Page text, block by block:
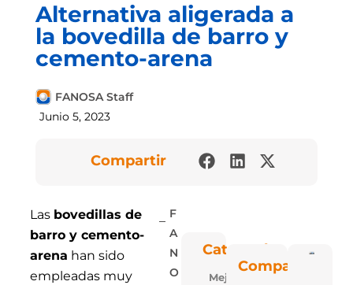
Alternativa aligerada a
la bovedilla de barro y
cemento-arena
FANOSA Staff
Junio 5, 2023
Compartir
Las bovedillas de
barro y cemento-
arena han sido
empleadas muy
F
A
N
O
Categorías
Mejora
Compartir